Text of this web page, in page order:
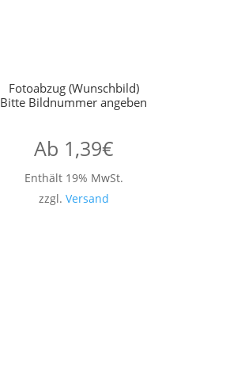
Fotoabzug (Wunschbild)
Bitte Bildnummer angeben
Ab 1,39€
Enthält 19% MwSt.
zzgl. Versand